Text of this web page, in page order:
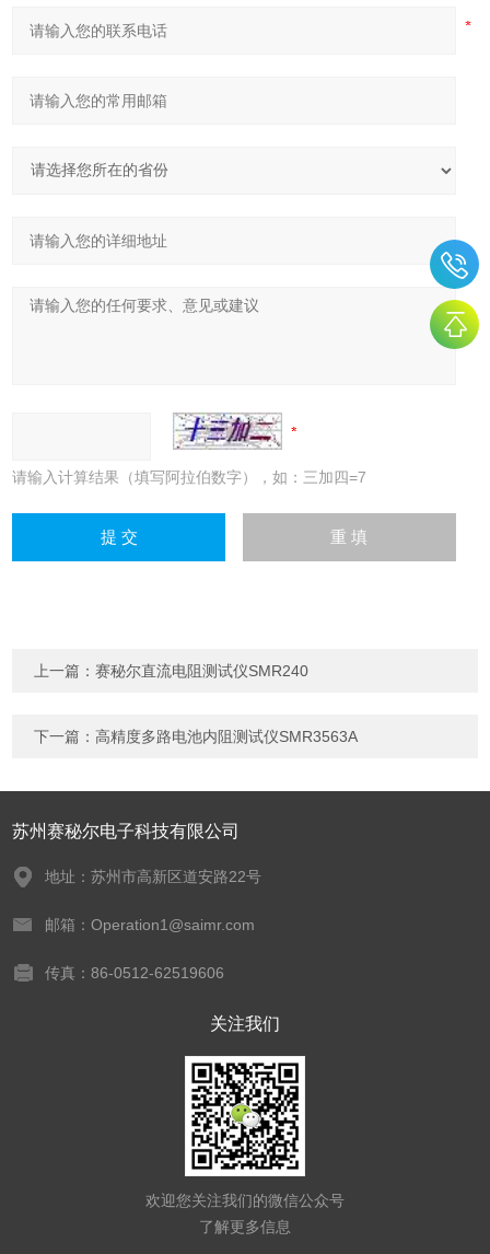
请输入计算结果（填写阿拉伯数字），如：三加四=7
上一篇：赛秘尔直流电阻测试仪SMR240
下一篇：高精度多路电池内阻测试仪SMR3563A
苏州赛秘尔电子科技有限公司
地址：苏州市高新区道安路22号
邮箱：Operation1@saimr.com
传真：86-0512-62519606
关注我们
欢迎您关注我们的微信公众号
了解更多信息